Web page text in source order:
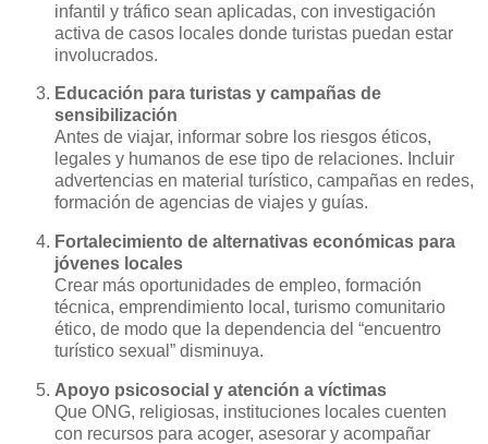
infantil y tráfico sean aplicadas, con investigación
activa de casos locales donde turistas puedan estar
involucrados.
Educación para turistas y campañas de
sensibilización
Antes de viajar, informar sobre los riesgos éticos,
legales y humanos de ese tipo de relaciones. Incluir
advertencias en material turístico, campañas en redes,
formación de agencias de viajes y guías.
Fortalecimiento de alternativas económicas para
jóvenes locales
Crear más oportunidades de empleo, formación
técnica, emprendimiento local, turismo comunitario
ético, de modo que la dependencia del “encuentro
turístico sexual” disminuya.
Apoyo psicosocial y atención a víctimas
Que ONG, religiosas, instituciones locales cuenten
con recursos para acoger, asesorar y acompañar